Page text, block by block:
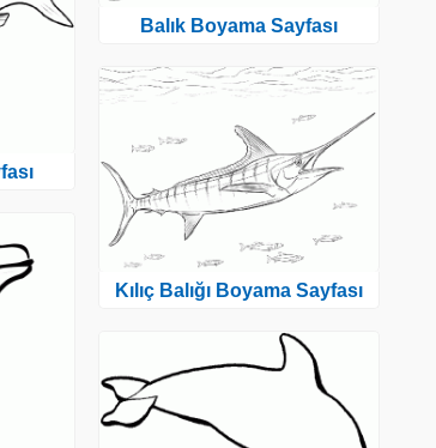
Balık Boyama Sayfası
Kılıç Balığı Boyama Sayfası